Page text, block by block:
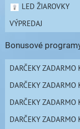
LED ŽIAROVKY
VÝPREDAJ
Bonusové
DARČEKY ZADARMO
DARČEKY ZADARMO
DARČEKY ZADARMO
DARČEKY ZADARMO